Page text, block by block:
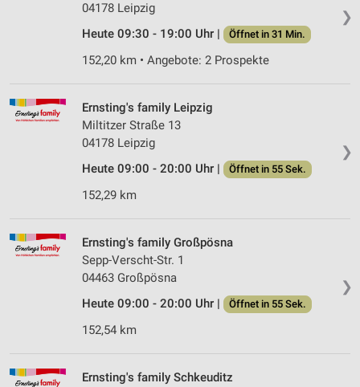
❯
04178 Leipzig
Heute 09:30 - 19:00 Uhr |
Öffnet in 31 Min.
152,20 km • Angebote: 2 Prospekte
❯
Ernsting's family Leipzig
Miltitzer Straße 13
04178 Leipzig
Heute 09:00 - 20:00 Uhr |
Öffnet in 55 Sek.
152,29 km
❯
Ernsting's family Großpösna
Sepp-Verscht-Str. 1
04463 Großpösna
Heute 09:00 - 20:00 Uhr |
Öffnet in 55 Sek.
152,54 km
Ernsting's family Schkeuditz
Wir nutzen Ihre Daten für folgende Zwecke:
IAB-Verarbeitungszwecke:
Speichern von oder Zugriff auf Informationen
auf einem Endgerät
Verwendung reduzierter Daten zur Auswahl von
Werbeanzeigen
Erstellung von Profilen für personalisierte
Verwendung von Profilen zur Auswahl
Erstellung von Profilen zur Personalisierung
von Inhalten
personalisierter Inhalte
Messung der Werbeleistung
Messung der Performance von Inhalten